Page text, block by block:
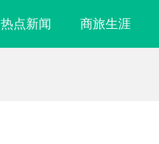
热点新闻 商旅生涯